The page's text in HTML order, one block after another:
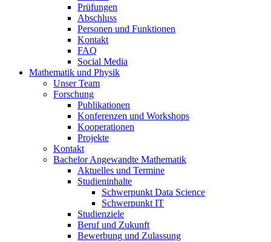
Prüfungen
Abschluss
Personen und Funktionen
Kontakt
FAQ
Social Media
Mathematik und Physik
Unser Team
Forschung
Publikationen
Konferenzen und Workshops
Kooperationen
Projekte
Kontakt
Bachelor Angewandte Mathematik
Aktuelles und Termine
Studieninhalte
Schwerpunkt Data Science
Schwerpunkt IT
Studienziele
Beruf und Zukunft
Bewerbung und Zulassung